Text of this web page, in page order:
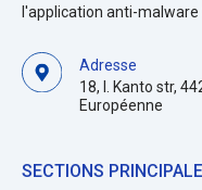
l'application anti-malware
Adresse
18, I. Kanto str,
Européenne
SECTIONS